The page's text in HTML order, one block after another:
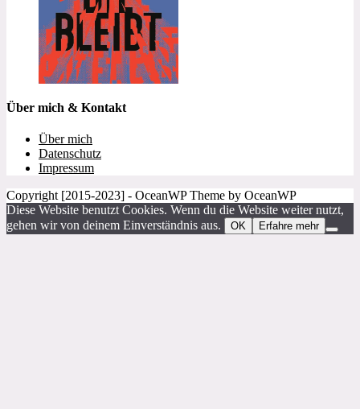
Über mich & Kontakt
Über mich
Datenschutz
Impressum
Copyright [2015-2023] - OceanWP Theme by OceanWP
Diese Website benutzt Cookies. Wenn du die Website weiter nutzt,
gehen wir von deinem Einverständnis aus.
OK Erfahre mehr